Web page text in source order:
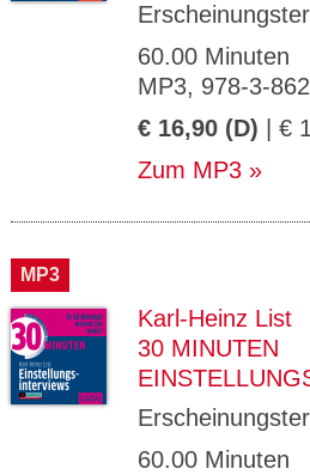
60.00 Minuten
MP3, 978-3-
€ 16,90 (D) | €
Zum MP3
MP3
Karl-Heinz List
30 MINUTEN
60.00 Minuten